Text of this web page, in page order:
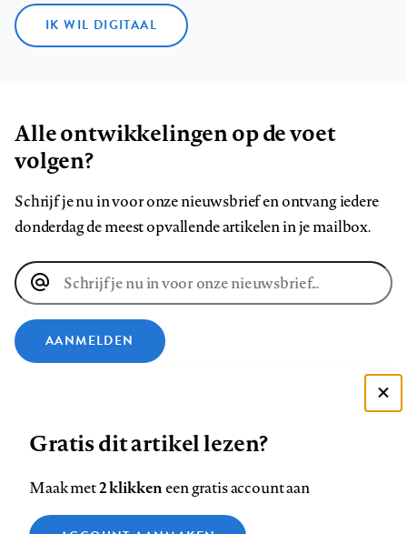
IK WIL DIGITAAL
Alle ontwikkelingen op de voet
volgen?
Schrijf je nu in voor onze nieuwsbrief en ontvang iedere
donderdag de meest opvallende artikelen in je mailbox.
E-
mailadres
AANMELDEN
ons
op
ons
op
ons
op
ons
op
ons
op
ons
Contact Colofon Disclaimer Privacy
Zie onze cookie policy
Gratis dit artikel lezen?
Maak met2 klikkeneen gratis account aan